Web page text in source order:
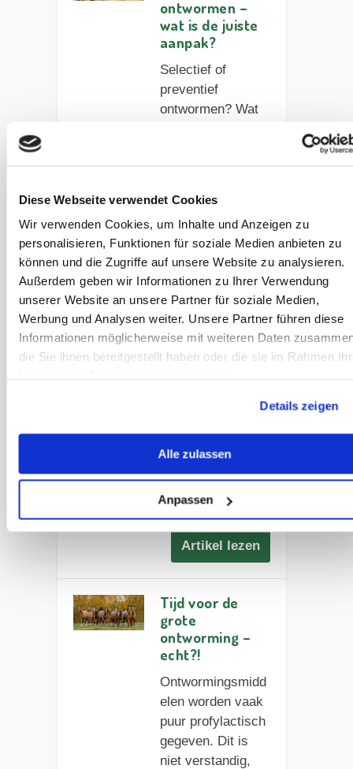
Diese Webseite verwendet Cookies
Wir verwenden Cookies, um Inhalte und Anzeigen zu
personalisieren, Funktionen für soziale Medien anbieten zu
können und die Zugriffe auf unsere Website zu analysieren.
Außerdem geben wir Informationen zu Ihrer Verwendung
unserer Website an unsere Partner für soziale Medien,
Werbung und Analysen weiter. Unsere Partner führen diese
Informationen möglicherweise mit weiteren Daten
die Sie ihnen bereitgestellt haben oder die sie im Rahmen
Details zeigen
Alle zulassen
Anpassen
ontwormen –
wat is de juiste
aanpak?
Selectief of
preventief
ontwormen? Wat
Artikel lezen
Ontwormen in
het voorjaar – ja
of nee?
ik erachter en
rekening mee
houden?
Artikel lezen
Tijd voor de
grote
ontworming –
echt?!
Ontwormingsmidd
elen worden vaak
puur profylactisch
gegeven. Dit is
niet verstandig,